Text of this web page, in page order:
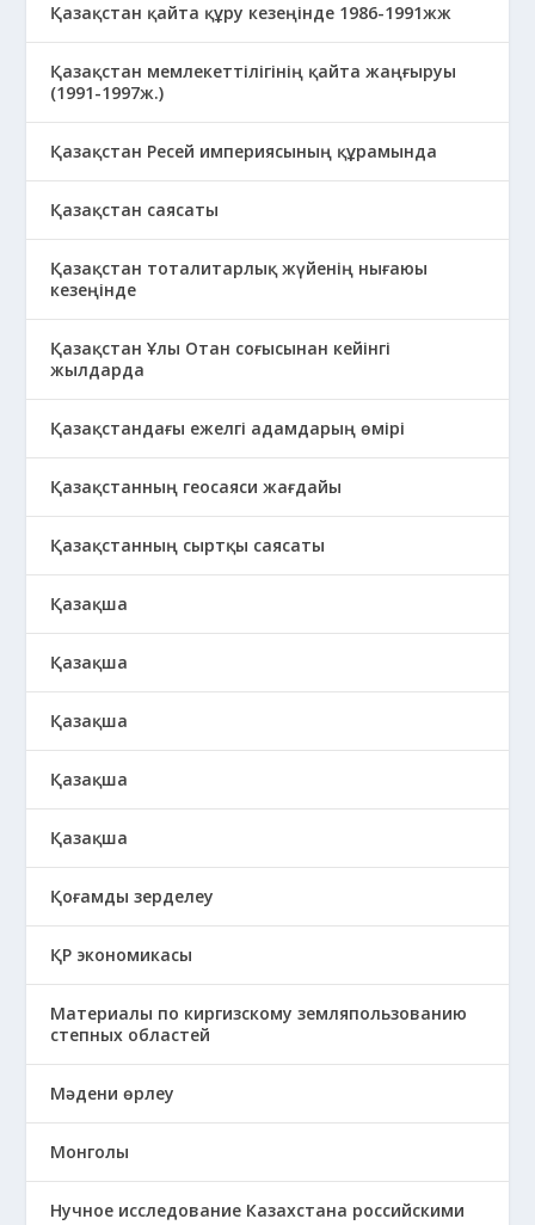
Қазақстан қайта құру кезеңінде 1986-1991жж
Қазақстан мемлекеттілігінің қайта жаңғыруы
(1991-1997ж.)
Қазақстан Ресей империясының құрамында
Қазақстан саясаты
Қазақстан тоталитарлық жүйенің нығаюы
кезеңінде
Қазақстан Ұлы Отан соғысынан кейінгі
жылдарда
Қазақстандағы ежелгі адамдарың өмірі
Қазақстанның геосаяси жағдайы
Қазақстанның сыртқы саясаты
Қазақша
Қазақша
Қазақша
Қазақша
Қазақша
Қоғамды зерделеу
ҚР экономикасы
Материалы по киргизскому земляпользованию
степных областей
Мәдени өрлеу
Монголы
Нучное исследование Казахстана российскими